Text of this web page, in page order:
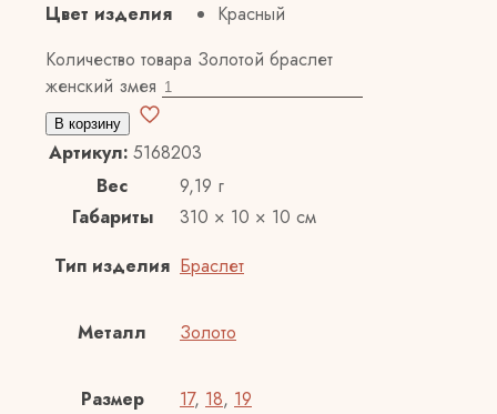
Цвет изделия
Красный
Количество товара Золотой браслет
женский змея
В корзину
Артикул: 5168203
Вес
9,19 г
Габариты
310 × 10 × 10 см
Тип изделия Браслет
Металл Золото
Размер 17, 18, 19